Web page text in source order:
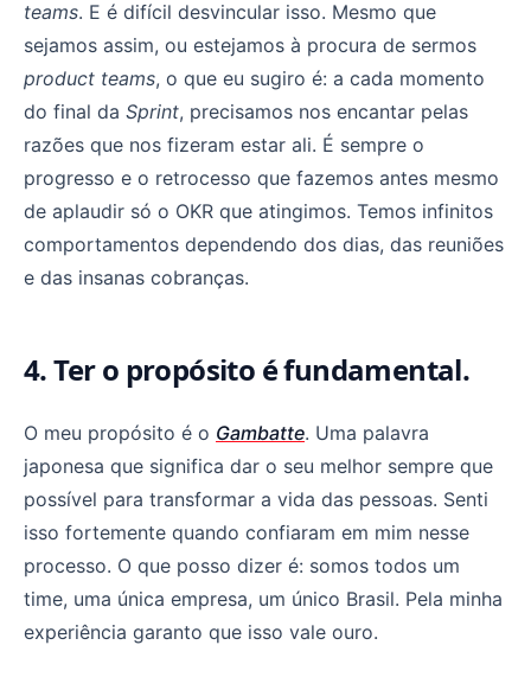
teams. E é difícil desvincular isso. Mesmo que
sejamos assim, ou estejamos à procura de sermos
product teams, o que eu sugiro é: a cada momento
do final da Sprint, precisamos nos encantar pelas
razões que nos fizeram estar ali. É sempre o
progresso e o retrocesso que fazemos antes mesmo
de aplaudir só o OKR que atingimos. Temos infinitos
comportamentos dependendo dos dias, das reuniões
e das insanas cobranças.
4. Ter o propósito é fundamental.
O meu propósito é o Gambatte. Uma palavra
japonesa que significa dar o seu melhor sempre que
possível para transformar a vida das pessoas. Senti
isso fortemente quando confiaram em mim nesse
processo. O que posso dizer é: somos todos um
time, uma única empresa, um único Brasil. Pela minha
experiência garanto que isso vale ouro.